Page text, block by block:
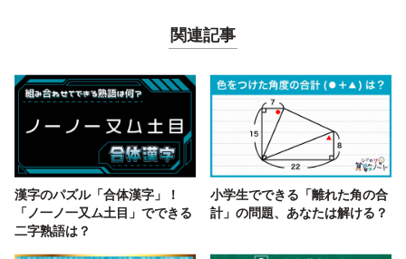
関連記事
漢字のパズル「合体漢字」！
「ノ一ノ一又ム土目」でできる
二字熟語は？
小学生でできる「離れた角の合
計」の問題、あなたは解ける？